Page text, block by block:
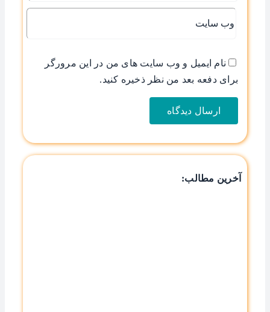
نام ایمیل و وب سایت های من در این مرورگر
برای دفعه بعد من نظر ذخیره کنید.
آخرین مطالب: